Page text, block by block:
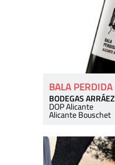
BALA PERDIDA
BODEGAS ARRÁEZ
DOP Alicante
Alicante Bouschet